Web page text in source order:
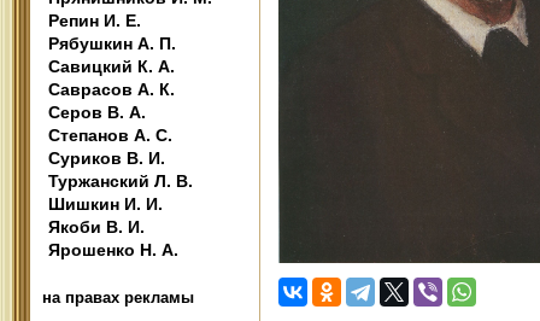
Репин И. Е.
Рябушкин А. П.
Савицкий К. А.
Саврасов А. К.
Серов В. А.
Степанов А. С.
Суриков В. И.
Туржанский Л. В.
Шишкин И. И.
Якоби В. И.
Ярошенко Н. А.
на правах рекламы